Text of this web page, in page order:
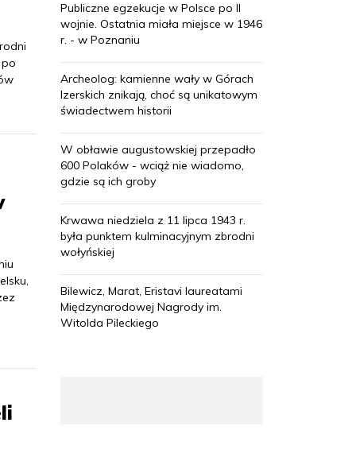
Publiczne egzekucje w Polsce po II
wojnie. Ostatnia miała miejsce w 1946
r. - w Poznaniu
Archeolog: kamienne wały w Górach
Izerskich znikają, choć są unikatowym
świadectwem historii
W obławie augustowskiej przepadło
600 Polaków - wciąż nie wiadomo,
gdzie są ich groby
Krwawa niedziela z 11 lipca 1943 r.
była punktem kulminacyjnym zbrodni
wołyńskiej
Bilewicz, Marat, Eristavi laureatami
Międzynarodowej Nagrody im.
Witolda Pileckiego